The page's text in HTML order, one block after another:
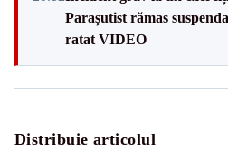
Parașutist rămas
ratat VIDEO
Distribuie articolul